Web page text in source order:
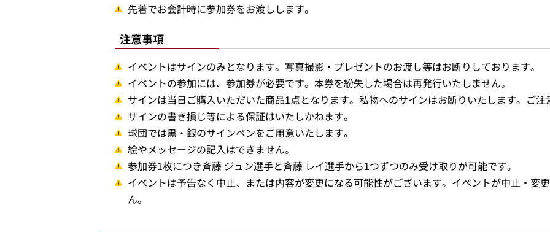
先着でお会計時に参加券をお渡しします。
注意事項
イベントはサインのみとなります。写真撮影・プレゼントのお渡し等はお断りしております。
イベントの参加には、参加券が必要です。本券を紛失した場合は再発行いたしません。
サインは当日ご購入いただいた商品1点となります。私物へのサインはお断りいたします。ご注
サインの書き損じ等による保証はいたしかねます。
球団では黒・銀のサインペンをご用意いたします。
絵やメッセージの記入はできません。
参加券1枚につき斉藤 ジュン選手と斉藤 レイ選手から1つずつのみ受け取りが可能です。
イベントは予告なく中止、または内容が変更になる可能性がございます。イベントが中止・変
ん。